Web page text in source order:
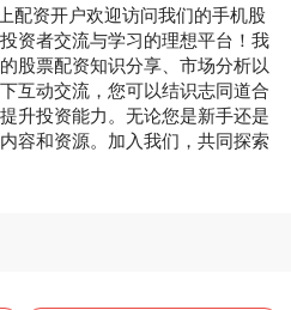
配资开户欢迎访问我们的手机股
资者交流与学习的理想平台！我
股票配资知识分享、市场分析以
互动交流，您可以结识志同道合
升投资能力。无论您是新手还是
容和资源。加入我们，共同探索